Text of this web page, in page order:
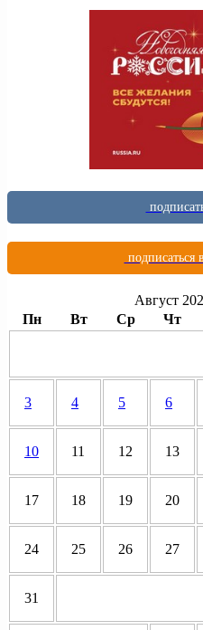
подписаться
Август
Пн
Вт Ср Чт
3 4 5 6
10 11 12 13
17 18 19 20
24 25 26 27
31